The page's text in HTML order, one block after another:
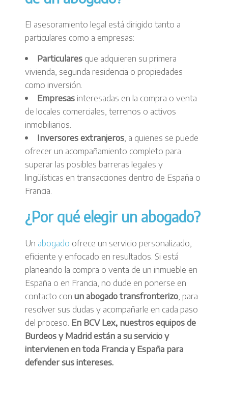
El asesoramiento legal está dirigido tanto a
particulares como a empresas:
Particulares que adquieren su primera
vivienda, segunda residencia o propiedades
como inversión.
Empresas interesadas en la compra o venta
de locales comerciales, terrenos o activos
inmobiliarios.
Inversores extranjeros , a quienes se puede
ofrecer un acompañamiento completo para
superar las posibles barreras legales y
lingüísticas en transacciones dentro de España o
Francia.
¿Por qué elegir un abogado?
Un abogado ofrece un servicio personalizado,
eficiente y enfocado en resultados. Si está
planeando la compra o venta de un inmueble en
España o en Francia, no dude en ponerse en
contacto con un abogado transfronterizo , para
resolver sus dudas y acompañarle en cada paso
del proceso. En BCV Lex, nuestros equipos de
Burdeos y Madrid están a su servicio y
intervienen en toda Francia y España para
defender sus intereses.